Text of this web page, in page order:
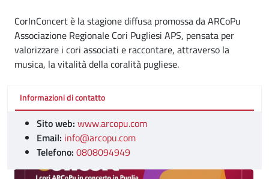
CorInConcert è la stagione diffusa promossa da ARCoPu
Associazione Regionale Cori Pugliesi APS, pensata per
valorizzare i cori associati e raccontare, attraverso la
musica, la vitalità della coralità pugliese.
Informazioni di contatto
Sito web: www.arcopu.com
Email: info@arcopu.com
Telefono: 0808094949